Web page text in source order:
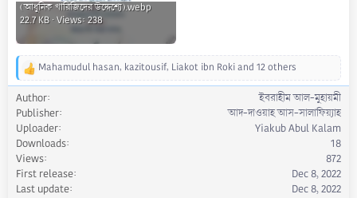
(আধুনিক খারিজিদের উদ্দেশ্যে).webp
22.7 KB · Views: 238
R
e
a
c
t
i
o
n
s
Mahamudul hasan, kazitousif, Liakot ibn Rokiand 12 others
Author
ইবরাহীম আল-মুহায়মী
Publisher
আদ-দাওয়াহ আস-সালাফিয়্যাহ
Uploader
Yiakub Abul Kalam
Downloads
18
Views
872
First release
Dec 8, 2022
Last update
Dec 8, 2022